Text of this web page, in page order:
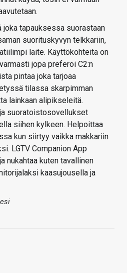
joka tapauksessa suorastaan
suorituskyvyn telkkariin,
laite. Käyttökohteita on
jopa preferoi C2:n
pintaa joka tarjoaa
tilassa skarpimman
lainkaan alipikseleitä.
suoratoistosovellukset
siihen kylkeen. Helpoittaa
kun siirtyy vaikka makkariin
LGTV Companion App
nukahtaa kuten tavallinen
kaasujousella ja